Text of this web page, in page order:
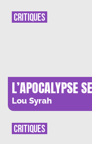
L’APOCALYPSE
Lou Syrah
CRITIQUES
CRITIQUES